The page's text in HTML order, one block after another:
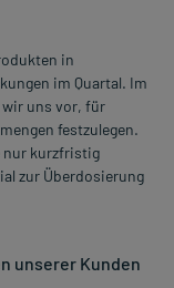
in
im Quartal. Im
uns vor, für
festzulegen.
nur kurzfristig
zur Überdosierung
unserer Kunden